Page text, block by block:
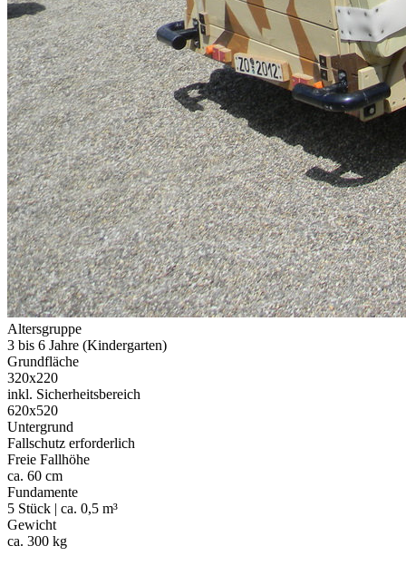
Altersgruppe
3 bis 6 Jahre (Kindergarten)
Grundfläche
320x220
inkl. Sicherheitsbereich
620x520
Untergrund
Fallschutz erforderlich
Freie Fallhöhe
ca. 60 cm
Fundamente
5 Stück | ca. 0,5 m³
Gewicht
ca. 300 kg